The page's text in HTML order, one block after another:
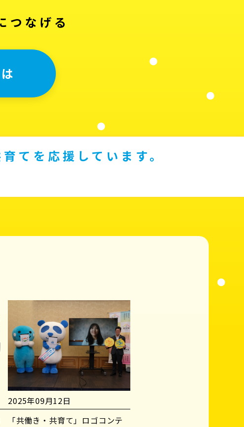
つなげる
てを応援しています。
2025年09月12日
「共働き・共育て」ロゴコンテ